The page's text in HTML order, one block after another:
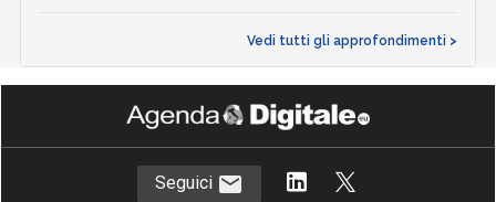
Vedi tutti gli approfondimenti >
Seguici